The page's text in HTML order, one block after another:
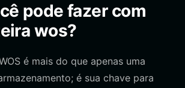
pode fazer com
wos?
é mais do que apenas uma
é sua chave para